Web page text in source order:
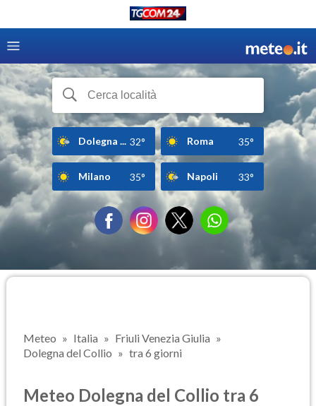
Dolegna ... 32° Roma 35°
Milano 35° Napoli 33°
Meteo Italia
Friuli Venezia Giulia
Dolegna del Collio
tra 6 giorni
Meteo Dolegna del Collio tra 6